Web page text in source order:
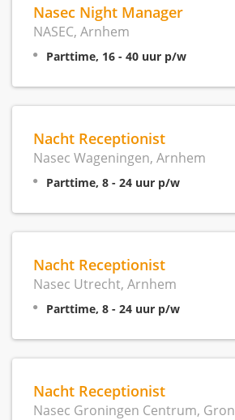
Nasec Night Manager
NASEC, Arnhem
Parttime, 16 - 40 uur p/w
Nacht Receptionist
Nasec Wageningen, Arnhem
Parttime, 8 - 24 uur p/w
Nacht Receptionist
Nasec Utrecht, Arnhem
Parttime, 8 - 24 uur p/w
Nacht Receptionist
Nasec Groningen Centrum,